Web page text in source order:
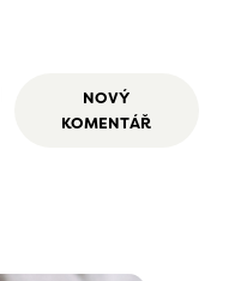
NOVÝ
KOMENTÁŘ